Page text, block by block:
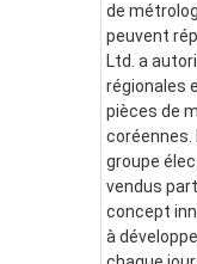
de
peuvent
Ltd. a
régionales
pièces de
groupe
vendus
concept
à